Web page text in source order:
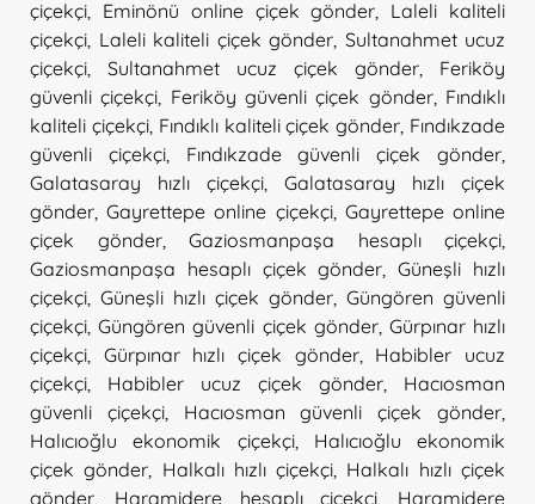
çiçekçi
Eminönü online çiçek gönder
Laleli kaliteli
çiçekçi Laleli kaliteli çiçek gönder Sultanahmet ucuz
çiçekçi
Sultanahmet ucuz çiçek gönder
Feriköy
güvenli çiçekçi Feriköy güvenli çiçek gönder, Fındıklı
kaliteli çiçekçi, Fındıklı kaliteli çiçek gönder Fındıkzade
güvenli çiçekçi, Fındıkzade güvenli çiçek gönder
Galatasaray hızlı çiçekçi
Galatasaray hızlı çiçek
gönder ,Gayrettepe online çiçekçi, Gayrettepe online
çiçek gönder, Gaziosmanpaşa hesaplı çiçekçi
Gaziosmanpaşa hesaplı çiçek gönder ,Güneşli hızlı
çiçekçi Güneşli hızlı çiçek gönder Güngören güvenli
çiçekçi ,Güngören güvenli çiçek gönder, Gürpınar hızlı
çiçekçi
Gürpınar hızlı çiçek gönder, Habibler ucuz
çiçekçi
Habibler ucuz çiçek gönder
Hacıosman
güvenli çiçekçi, Hacıosman güvenli çiçek gönder
Halıcıoğlu ekonomik çiçekçi, Halıcıoğlu ekonomik
çiçek gönder
Halkalı hızlı çiçekçi Halkalı hızlı çiçek
gönder
Haramidere hesaplı çiçekçi, Haramidere